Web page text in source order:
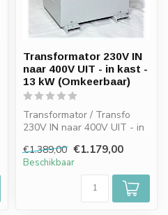
Transformator 230V IN
naar 400V UIT - in kast -
13 kW (Omkeerbaar)
Transformator / Transfo
230V IN naar 400V UIT - in
€1.389,00 €1.179,00
Beschikbaar